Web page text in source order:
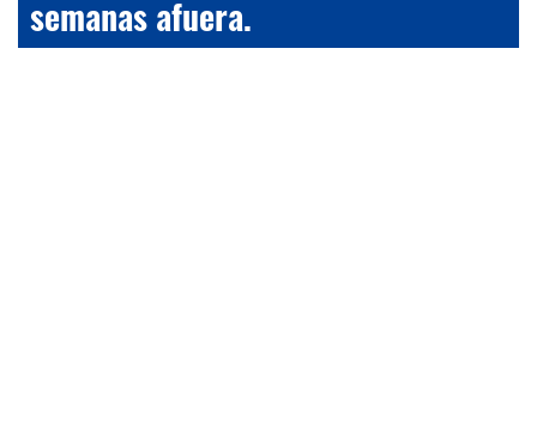
semanas afuera.